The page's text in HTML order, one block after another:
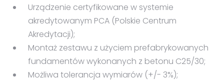
Urządzenie certyfikowane w systemie
akredytowanym PCA (Polskie Centrum
Akredytacji);
Montaż zestawu z użyciem prefabrykowanych
fundamentów wykonanych z betonu C25/30;
Możliwa tolerancja wymiarów (+/- 3%);